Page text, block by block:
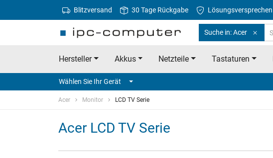
Blitzversand 30 Tage Rückgabe Lösungsversprechen
Suche in: Acer
Hersteller Akkus Netzteile Tastaturen
Wählen Sie Ihr Gerät
Acer Monitor LCD TV Serie
Acer LCD TV Serie